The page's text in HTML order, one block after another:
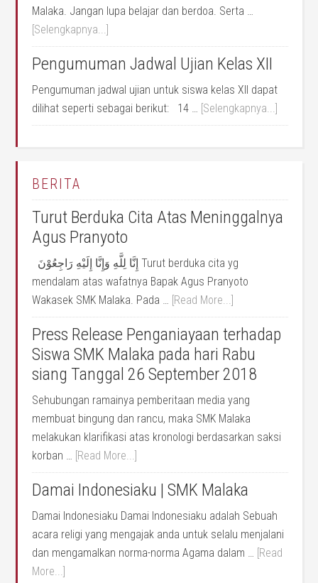
Malaka. Jangan lupa belajar dan berdoa. Serta …
[Selengkapnya...]
Pengumuman Jadwal Ujian Kelas XII
Pengumuman jadwal ujian untuk siswa kelas XII dapat
dilihat seperti sebagai berikut: 14 … [Selengkapnya...]
BERITA
Turut Berduka Cita Atas Meninggalnya
Agus Pranyoto
mendalam atas wafatnya Bapak Agus Pranyoto
Wakasek SMK Malaka. Pada … [Read More...]
Press Release Penganiayaan terhadap
Siswa SMK Malaka pada hari Rabu
siang Tanggal 26 September 2018
Sehubungan ramainya pemberitaan media yang
membuat bingung dan rancu, maka SMK Malaka
melakukan klarifikasi atas kronologi berdasarkan saksi
korban … [Read More...]
Damai Indonesiaku | SMK Malaka
Damai Indonesiaku Damai Indonesiaku adalah Sebuah
acara religi yang mengajak anda untuk selalu menjalani
dan mengamalkan norma-norma Agama dalam … [Read
More...]